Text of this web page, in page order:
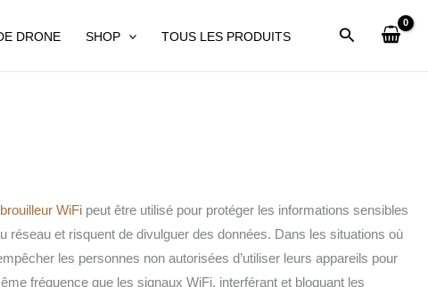
DRONE SHOP TOUS LES PRODUITS
brouilleur WiFi peut être utilisé pour protéger les informations sensibles
et risquent de divulguer des données. Dans les situations où
les personnes non autorisées d’utiliser leurs appareils pour
fréquence que les signaux WiFi, interférant et bloquant les